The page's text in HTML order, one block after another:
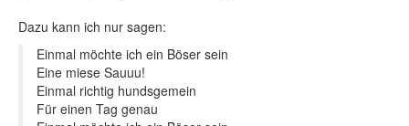
Dazu kann ich nur sagen:
Einmal möchte ich ein Böser sein
Eine miese Sauuu!
Einmal richtig hundsgemein
Für einen Tag genau